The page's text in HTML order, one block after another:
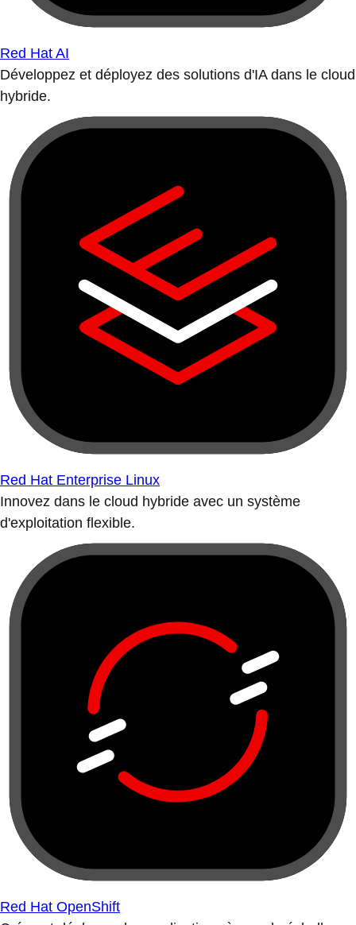
Red Hat AI
Développez et déployez des solutions d'IA dans le cloud
hybride.
Red Hat Enterprise Linux
Innovez dans le cloud hybride avec un système
d'exploitation flexible.
Red Hat OpenShift